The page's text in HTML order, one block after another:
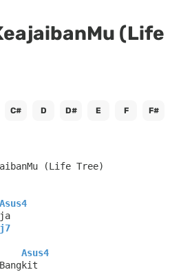
(Life
C# D D# E F F#
(Life Tree)
Asus4
Asus4